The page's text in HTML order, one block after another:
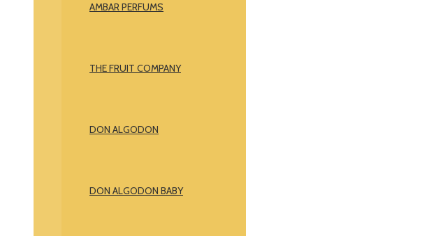
AMBAR PERFUMS
THE FRUIT COMPANY
DON ALGODON
DON ALGODON BABY